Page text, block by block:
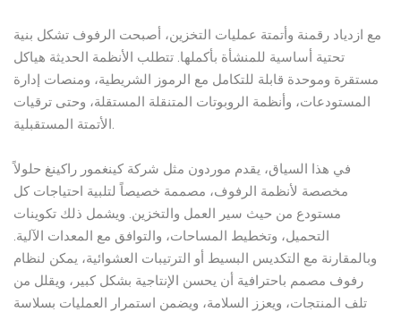
مع ازدياد رقمنة وأتمتة عمليات التخزين، أصبحت الرفوف تشكل بنية
تحتية أساسية للمنشأة بأكملها. تتطلب الأنظمة الحديثة هياكل
مستقرة وموحدة قابلة للتكامل مع الرموز الشريطية، ومنصات إدارة
المستودعات، وأنظمة الروبوتات المتنقلة المستقلة، وحتى ترقيات
الأتمتة المستقبلية.
في هذا السياق، يقدم موردون مثل شركة كينغمور راكينغ حلولاً
مخصصة لأنظمة الرفوف، مصممة خصيصاً لتلبية احتياجات كل
مستودع من حيث سير العمل والتخزين. ويشمل ذلك تكوينات
التحميل، وتخطيط المساحات، والتوافق مع المعدات الآلية.
وبالمقارنة مع التكديس البسيط أو الترتيبات العشوائية، يمكن لنظام
رفوف مصمم باحترافية أن يحسن الإنتاجية بشكل كبير، ويقلل من
تلف المنتجات، ويعزز السلامة، ويضمن استمرار العمليات بسلاسة